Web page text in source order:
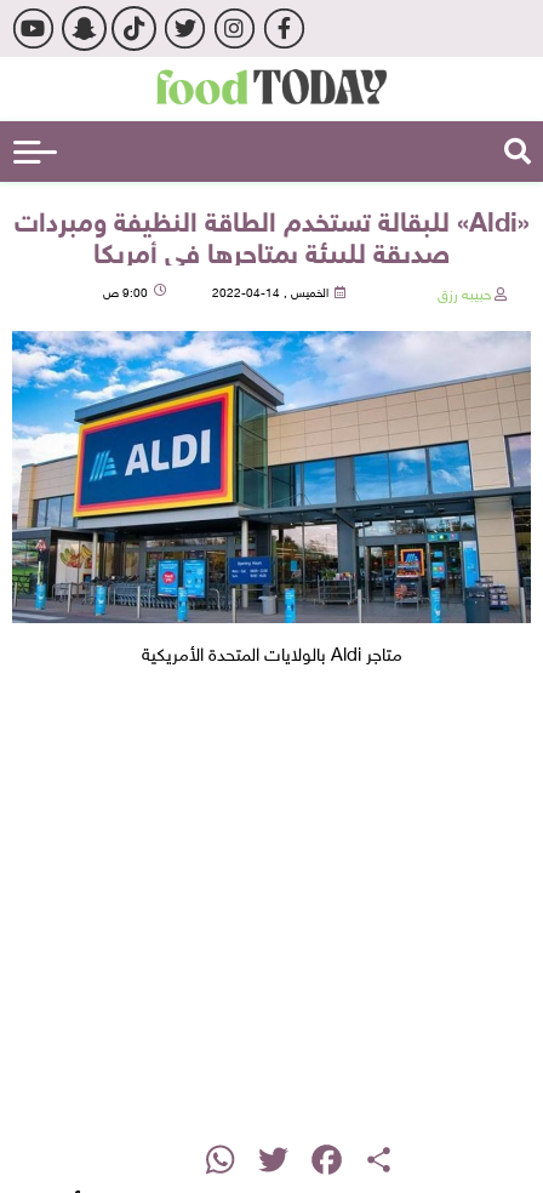
«Aldi» للبقالة تستخدم الطاقة النظيفة ومبردات
صديقة للبيئة بمتاجرها في أمريكا
حبيبه رزق الخميس , 14-04-2022 9:00 ص
متاجر Aldi بالولايات المتحدة الأمريكية
Share
Facebook
Twitter
WhatsApp